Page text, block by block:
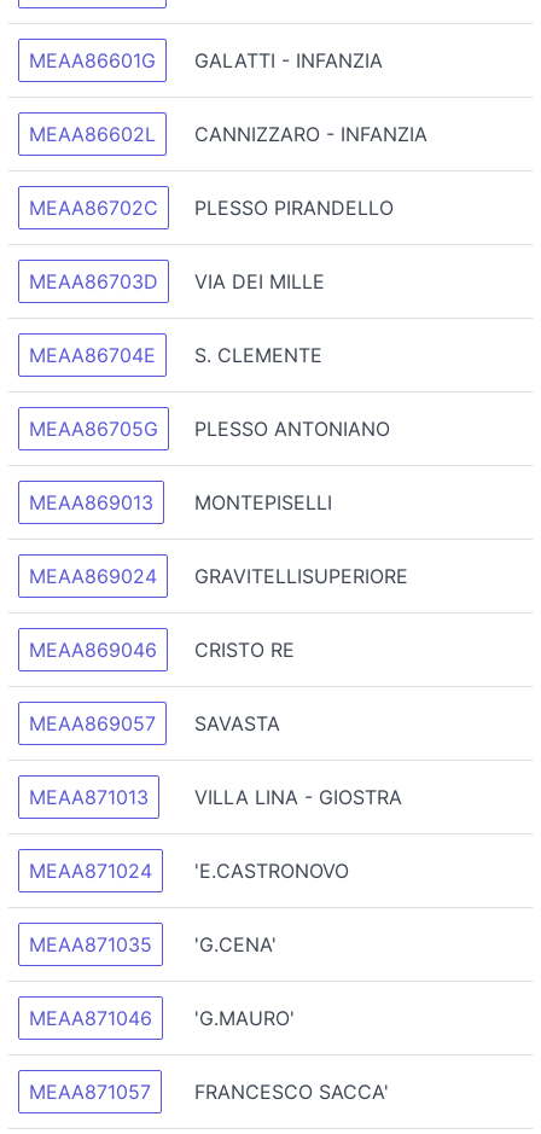
MEAA86601G GALATTI - INFANZIA
MEAA86602L CANNIZZARO - INFANZIA
MEAA86702C PLESSO PIRANDELLO
MEAA86703D VIA DEI MILLE
MEAA86704E S. CLEMENTE
MEAA86705G PLESSO ANTONIANO
MEAA869013 MONTEPISELLI
MEAA869024 GRAVITELLISUPERIORE
MEAA869046 CRISTO RE
MEAA869057 SAVASTA
MEAA871013 VILLA LINA - GIOSTRA
MEAA871024 'E.CASTRONOVO
MEAA871035 'G.CENA'
MEAA871046 'G.MAURO'
MEAA871057 FRANCESCO SACCA'